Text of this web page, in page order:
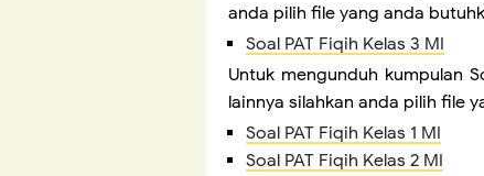
anda pilih file yang anda
Soal PAT Fiqih Kelas 3 MI
Untuk mengunduh kumpulan
lainnya silahkan anda pilih file
Soal PAT Fiqih Kelas 1 MI
Soal PAT Fiqih Kelas 2 MI